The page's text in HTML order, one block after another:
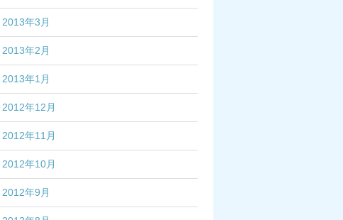
2013年3月
2013年2月
2013年1月
2012年12月
2012年11月
2012年10月
2012年9月